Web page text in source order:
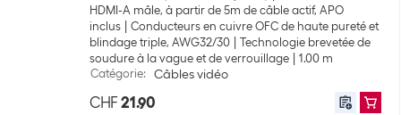
HDMI-A mâle, à partir de 5m de câble actif, APO
inclus
Conducteurs en cuivre OFC de haute pureté et
blindage triple, AWG32/30
Technologie brevetée de
soudure à la vague et de verrouillage
1.00 m
Catégorie: Câbles vidéo
CHF 21.90